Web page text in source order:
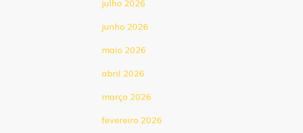
julho 2026
junho 2026
maio 2026
abril 2026
março 2026
fevereiro 2026